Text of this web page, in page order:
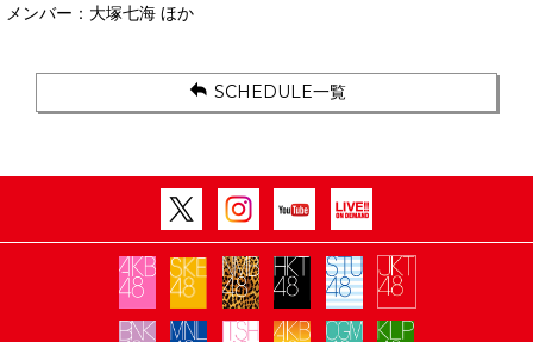
メンバー：大塚七海 ほか
SCHEDULE一覧